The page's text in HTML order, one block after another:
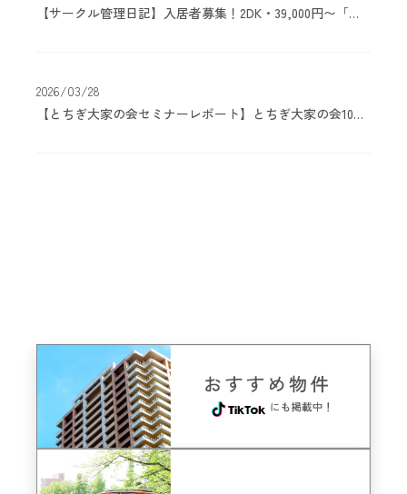
【サークル管理日記】入居者募集！2DK・39,000円〜「コーポみどり（駒生町）」
2026/03/28
【とちぎ大家の会セミナーレポート】とちぎ大家の会10周年！ボロ戸建てから1人デベロッパーへの軌跡